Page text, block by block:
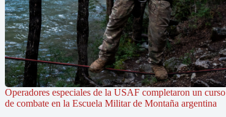
Operadores especiales de la USAF completaron un curso
de combate en la Escuela Militar de Montaña argentina